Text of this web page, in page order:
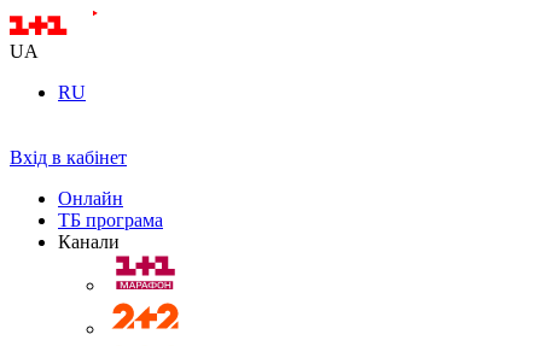
UA
RU
Вхід в кабінет
Онлайн
ТБ програма
Канали